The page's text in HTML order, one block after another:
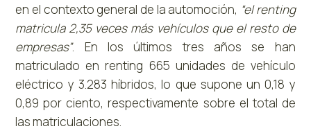
en el contexto general de la automoción, “el renting
matricula 2,35 veces más vehículos que el resto de
empresas”. En los últimos tres años se han
matriculado en renting 665 unidades de vehículo
eléctrico y 3.283 híbridos, lo que supone un 0,18 y
0,89 por ciento, respectivamente sobre el total de
las matriculaciones.